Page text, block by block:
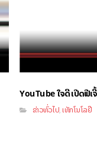
YouTube ໃຈດີ ເປີດຟີ
ຂ່າວທົ່ວໄປ,ເທັກໂນໂລຢີ